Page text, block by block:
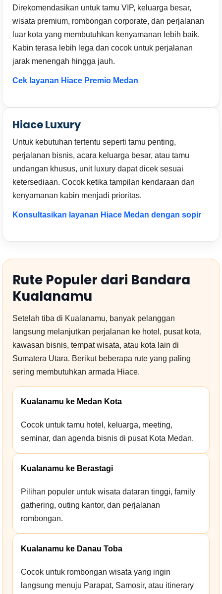
Direkomendasikan untuk tamu VIP, keluarga besar,
wisata premium, rombongan corporate, dan perjalanan
luar kota yang membutuhkan kenyamanan lebih baik.
Kabin terasa lebih lega dan cocok untuk perjalanan
jarak menengah hingga jauh.
Cek layanan Hiace Premio Medan
Hiace Luxury
Untuk kebutuhan tertentu seperti tamu penting,
perjalanan bisnis, acara keluarga besar, atau tamu
undangan khusus, unit luxury dapat dicek sesuai
ketersediaan. Cocok ketika tampilan kendaraan dan
kenyamanan kabin menjadi prioritas.
Konsultasikan layanan Hiace Medan dengan sopir
Rute Populer dari Bandara
Kualanamu
Setelah tiba di Kualanamu, banyak pelanggan
langsung melanjutkan perjalanan ke hotel, pusat kota,
kawasan bisnis, tempat wisata, atau kota lain di
Sumatera Utara. Berikut beberapa rute yang paling
sering membutuhkan armada Hiace.
Kualanamu ke Medan Kota
Cocok untuk tamu hotel, keluarga, meeting,
seminar, dan agenda bisnis di pusat Kota Medan.
Kualanamu ke Berastagi
Pilihan populer untuk wisata dataran tinggi, family
gathering, outing kantor, dan perjalanan
rombongan.
Kualanamu ke Danau Toba
Cocok untuk rombongan wisata yang ingin
langsung menuju Parapat, Samosir, atau itinerary